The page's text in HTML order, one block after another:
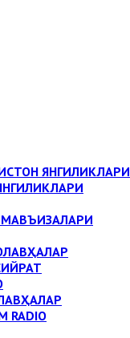
ЯНГИЛИКЛАРИ
RADIO